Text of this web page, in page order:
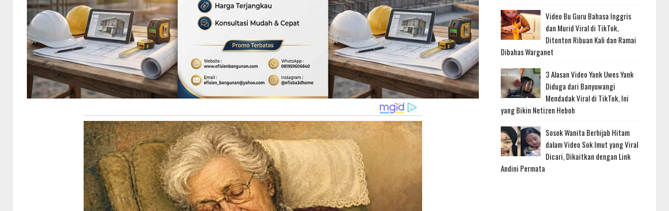
Video Bu Guru Bahasa Inggris
dan Murid Viral di TikTok,
Ditonton Ribuan Kali dan Ramai
Dibahas Warganet
3 Alasan Video Yank Uwes Yank
Diduga dari Banyuwangi
Mendadak Viral di TikTok, Ini
yang Bikin Netizen Heboh
Sosok Wanita Berhijab Hitam
dalam Video Sok Imut yang Viral
Dicari, Dikaitkan dengan Link
Andini Permata